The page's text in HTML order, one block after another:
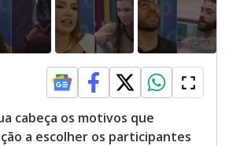
cabeça os motivos que
a escolher os participantes